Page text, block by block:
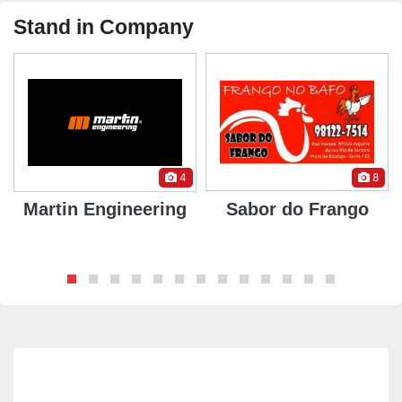
Stand in Company
4
Martin Engineering
8
Sabor do Frango